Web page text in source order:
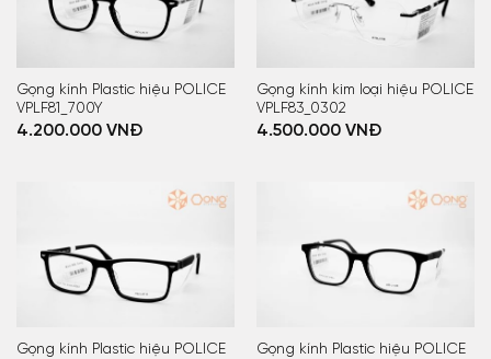
Gọng kính Plastic hiệu POLICE
VPLF81_700Y
4.200.000VNĐ
Gọng kính kim loại hiệu POLICE
VPLF83_0302
4.500.000VNĐ
Gọng kính Plastic hiệu POLICE
Gọng kính Plastic hiệu POLICE